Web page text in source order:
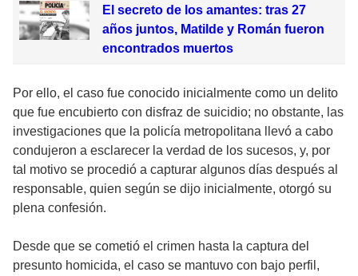
El secreto de los amantes: tras 27
años juntos, Matilde y Román fueron
encontrados muertos
Por ello, el caso fue conocido inicialmente como un delito
que fue encubierto con disfraz de suicidio; no obstante, las
investigaciones que la policía metropolitana llevó a cabo
condujeron a esclarecer la verdad de los sucesos, y, por
tal motivo se procedió a capturar algunos días después al
responsable, quien según se dijo inicialmente, otorgó su
plena confesión.
Desde que se cometió el crimen hasta la captura del
presunto homicida, el caso se mantuvo con bajo perfil,